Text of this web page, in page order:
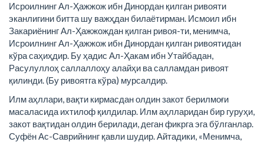
Исроилнинг Ал-Ҳажжож ибн Динордан қилган ривояти
эканлигини битта шу важҳдан билаётирман. Исмоил ибн
Закариёнинг Ал-Ҳажжождан қилган ривоя-ти, менимча,
Исроилнинг Ал-Ҳажжож ибн Динордан қилган ривоятидан
кўра саҳиҳдир. Бу ҳадис Ал-Ҳакам ибн Утайбадан,
Расулуллоҳ саллаллоҳу алайҳи ва салламдан ривоят
қилинди. (Бу ривоятга кўра) мурсалдир.
Илм аҳллари, вақти кирмасдан олдин закот берилмоғи
масаласида ихтилоф қилдилар. Илм аҳлларидан бир гуруҳи,
закот вақтидан олдин берилади, деган фикрга эга бўлганлар.
Суфён Ас-Саврийнинг қавли шудир. Айтадики, «Менимча,